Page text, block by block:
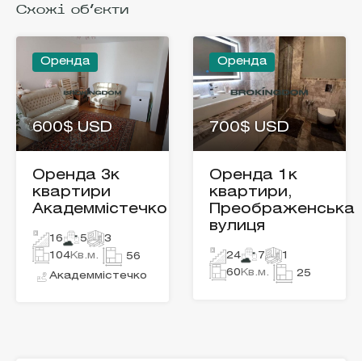
Схожі об'єкти
Оренда
600$ USD
Оренда 3к
квартири
Академмістечко
16 5
3
104Кв.м. 56
Академмістечко
Оренда
700$ USD
Оренда 1к
квартири,
Преображенська
вулиця
24 7
1
60 Кв.м. 25